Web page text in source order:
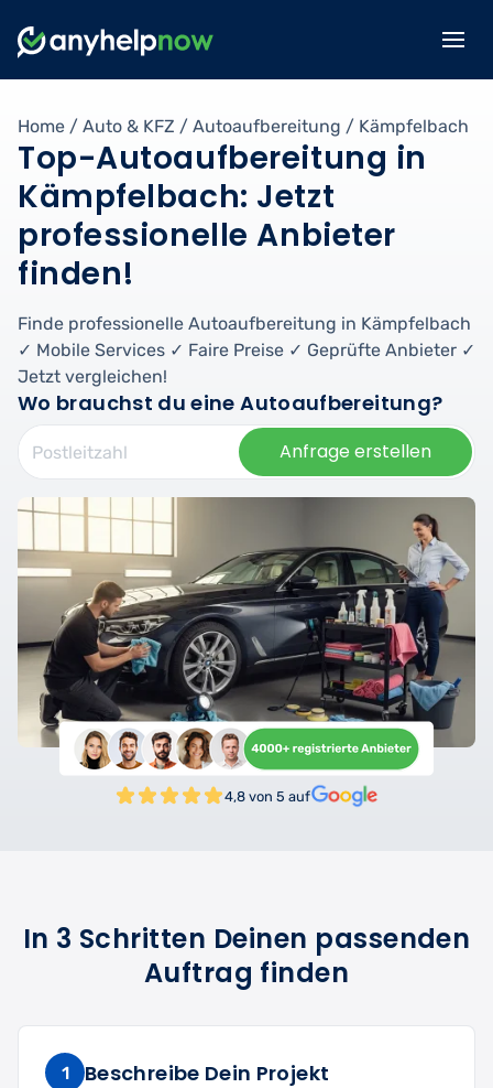
Home / Auto & KFZ / Autoaufbereitung / Kämpfelbach
Top-Autoaufbereitung in
Kämpfelbach: Jetzt
professionelle Anbieter
finden!
Finde professionelle Autoaufbereitung in Kämpfelbach
✓ Mobile Services ✓ Faire Preise ✓ Geprüfte Anbieter ✓
Jetzt vergleichen!
Wo brauchst du eine Autoaufbereitung?
Anfrage erstellen
4,8 von 5 auf
In 3 Schritten Deinen passenden
Auftrag finden
1 Beschreibe Dein Projekt